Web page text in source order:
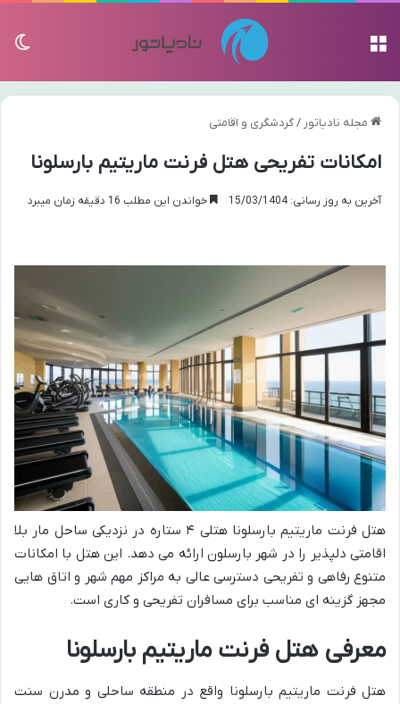
مجله نادیاتور /گردشگری و اقامتی
امکانات تفریحی هتل فرنت ماریتیم بارسلونا
آخرین به روز رسانی: 15/03/1404 خواندن این مطلب 16 دقیقه زمان میبرد
هتل فرنت ماریتیم بارسلونا هتلی ۴ ستاره در نزدیکی ساحل مار بلا
اقامتی دلپذیر را در شهر بارسلون ارائه می دهد. این هتل با امکانات
متنوع رفاهی و تفریحی دسترسی عالی به مراکز مهم شهر و اتاق هایی
مجهز گزینه ای مناسب برای مسافران تفریحی و کاری است.
معرفی هتل فرنت ماریتیم بارسلونا
هتل فرنت ماریتیم بارسلونا واقع در منطقه ساحلی و مدرن سنت